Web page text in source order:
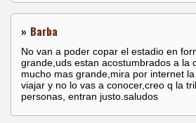
» Barba
No van a poder copar el estadio en
grande,uds estan acostumbrados a la
mucho mas grande,mira por internet
viajar y no lo vas a conocer,creo q la
personas, entran justo.saludos